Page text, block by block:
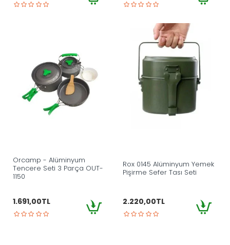
Orcamp - Alüminyum
Tencere Seti 3 Parça OUT-
1150
1.691,00TL
Rox 0145 Alüminyum Yemek
Pişirme Sefer Tası Seti
2.220,00TL